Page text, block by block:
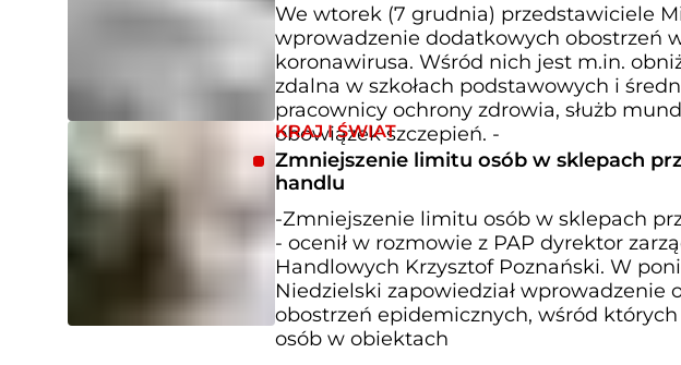
We wtorek (7 grudnia) przedstawiciele
wprowadzenie dodatkowych obostrzeń
koronawirusa. Wśród nich jest m.in.
zdalna w szkołach podstawowych i
pracownicy ochrony zdrowia, służb
obowiązek szczepień. -
KRAJ I ŚWIAT
Zmniejszenie limitu osób w sklepach
handlu
-Zmniejszenie limitu osób w sklepach
- ocenił w rozmowie z PAP dyrektor
Handlowych Krzysztof Poznański. W
Niedzielski zapowiedział wprowadzenie
obostrzeń epidemicznych, wśród
osób w obiektach